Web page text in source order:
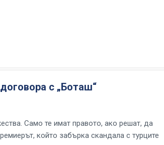
с „Боташ“
Само те имат правото, ако решат, да
който забърка скандала с турците